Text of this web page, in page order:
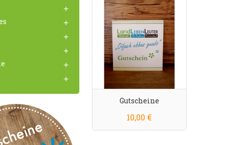






Gutscheine
Preis
10,00 €